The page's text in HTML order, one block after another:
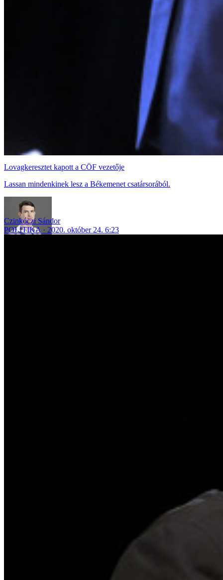
Lovagkeresztet kapott a CÖF vezetője
Lassan mindenkinek lesz a Békemenet csatársorából.
Czinkóczi Sándor
POLITIKA
2020. október 24. 6:23